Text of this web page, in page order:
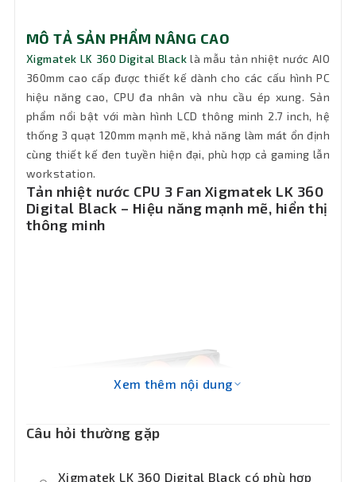
Fan 3 fan 120mm (360 x 120 x 25mm)
Độ ồn Bơm: 30dBA; Quạt: 29.8dBA
Tính
năng
chính
Làm mát linh kiện máy tính
Kích
thước
397 x 120 x 27mm
2.23mmH2O
Bảo hành 12 tháng
MÔ TẢ SẢN PHẨM NÂNG CAO
Xigmatek LK 360 Digital Black là mẫu tản nhiệt nước AIO
360mm cao cấp được thiết kế dành cho các cấu hình PC
hiệu năng cao, CPU đa nhân và nhu cầu ép xung. Sản
phẩm nổi bật với màn hình LCD thông minh 2.7 inch, hệ
thống 3 quạt 120mm mạnh mẽ, khả năng làm mát ổn định
cùng thiết kế đen tuyền hiện đại, phù hợp cả gaming lẫn
workstation.
Tản nhiệt nước CPU 3 Fan Xigmatek LK 360
Digital Black – Hiệu năng mạnh mẽ, hiển thị
thông minh
Xem thêm nội dung
Câu hỏi thường gặp
Xigmatek LK 360 Digital Black có phù hợp